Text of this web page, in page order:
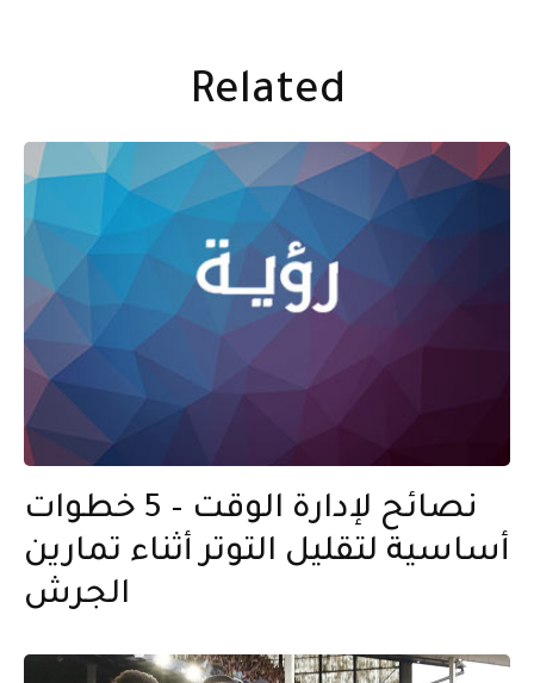
Related
نصائح لإدارة الوقت – 5 خطوات
أساسية لتقليل التوتر أثناء تمارين
الجرش